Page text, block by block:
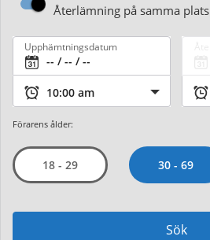
Återlämning på samma plats
Upphämtningsdatum
Förarens ålder:
18 - 29 30 - 69
Sök